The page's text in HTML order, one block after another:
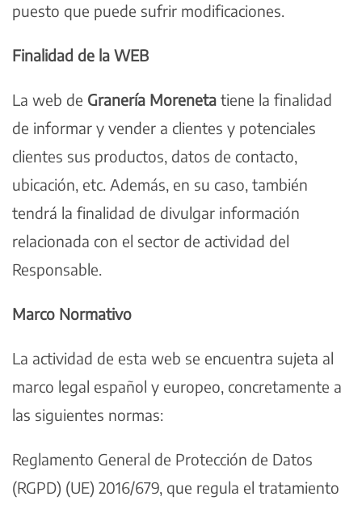
puesto que puede sufrir modificaciones.
Finalidad de la WEB
La web de Granería Moreneta tiene la finalidad
de informar y vender a clientes y potenciales
clientes sus productos, datos de contacto,
ubicación, etc. Además, en su caso, también
tendrá la finalidad de divulgar información
relacionada con el sector de actividad del
Responsable.
Marco Normativo
La actividad de esta web se encuentra sujeta al
marco legal español y europeo, concretamente a
las siguientes normas:
Reglamento General de Protección de Datos
(RGPD) (UE) 2016/679, que regula el tratamiento